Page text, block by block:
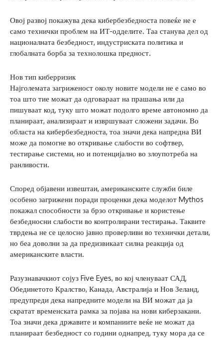
Овој развој покажува дека кибербезбедноста повеќе не е
само технички проблем на ИТ-одделите. Таа станува дел од
националната безбедност, индустриската политика и
глобалната борба за технолошка предност.
Нов тип киберризик
Најголемата загриженост околу новите модели не е само во
тоа што тие можат да одговараат на прашања или да
пишуваат код, туку што можат подолго време автономно да
планираат, анализираат и извршуваат сложени задачи. Во
областа на кибербезбедноста, тоа значи дека напредна ВИ
може да помогне во откривање слабости во софтвер,
тестирање системи, но и потенцијално во злоупотреба на
ранливости.
Според објавени извештаи, американските служби биле
особено загрижени поради проценки дека моделот Mythos
покажал способности за брзо откривање и користење
безбедносни слабости во контролирани тестирања. Таквите
тврдења не се целосно јавно проверливи во технички детали,
но беа доволни за да предизвикаат силна реакција од
американските власти.
Разузнавачкиот сојуз Five Eyes, во кој членуваат САД,
Обединетото Кралство, Канада, Австралија и Нов Зеланд,
предупреди дека напредните модели на ВИ можат да ја
скратат временската рамка за појава на нови киберзакани.
Тоа значи дека државите и компаниите веќе не можат да
планираат безбедност со години однапред, туку мора да се